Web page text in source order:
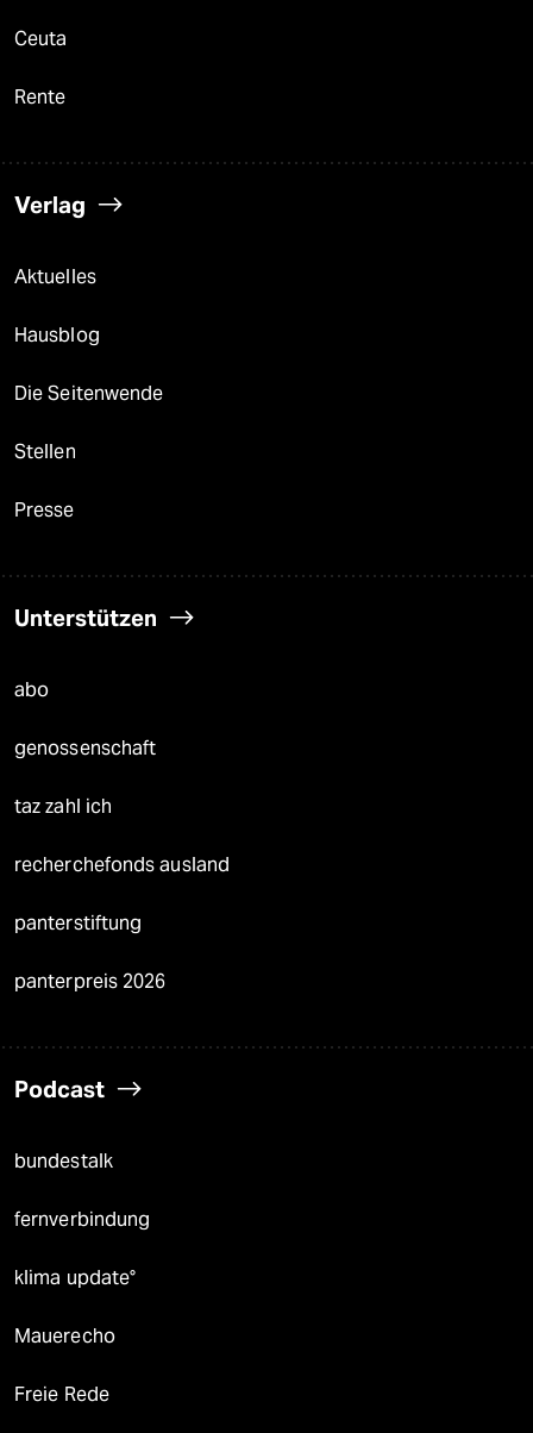
Ceuta
Rente
Verlag
Aktuelles
Hausblog
Die Seitenwende
Stellen
Presse
Unterstützen
abo
genossenschaft
taz zahl ich
recherchefonds ausland
panterstiftung
panterpreis 2026
Podcast
bundestalk
fernverbindung
klima update°
Mauerecho
Freie Rede